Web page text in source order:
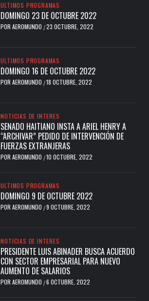
ULTIMOS PROGRAMAS
DOMINGO 23 DE OCTUBRE 2022
POR AEROMUNDO /23 OCTUBRE, 2022
ULTIMOS PROGRAMAS
DOMINGO 16 DE OCTUBRE 2022
POR AEROMUNDO /18 OCTUBRE, 2022
NOTICIAS DE INTERES
SENADO HAITIANO INSTA A ARIEL HENRY A
“ARCHIVAR” PEDIDO DE INTERVENCIÓN DE
FUERZAS EXTRANJERAS
POR AEROMUNDO /10 OCTUBRE, 2022
ULTIMOS PROGRAMAS
DOMINGO 9 DE OCTUBRE 2022
POR AEROMUNDO /9 OCTUBRE, 2022
NOTICIAS DE INTERES
PRESIDENTE LUIS ABINADER BUSCA ACUERDO
CON SECTOR EMPRESARIAL PARA NUEVO
AUMENTO DE SALARIOS
POR AEROMUNDO /6 OCTUBRE, 2022